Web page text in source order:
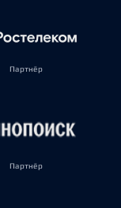
Партнёр
Партнёр